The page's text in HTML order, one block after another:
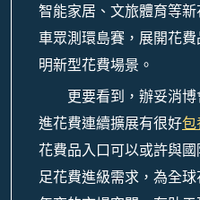
智能家居、文旅體育等
車眾測環島賽，展開花
明新型花費場景。
更要看到，辦妥消
進花費連續擴展有很好包
花費品入口可以或許與
足花費進級需求，為全